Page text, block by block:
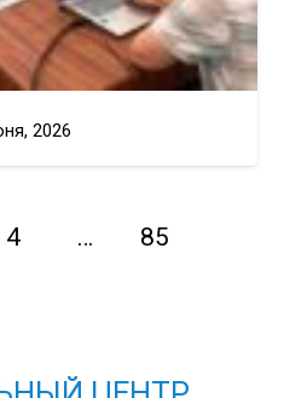
2026
4 … 85